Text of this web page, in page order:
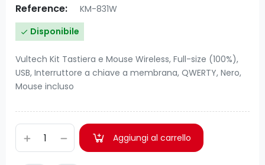
Reference: KM-831W
 Disponibile
Vultech Kit Tastiera e Mouse Wireless, Full-size (100%),
USB, Interruttore a chiave a membrana, QWERTY, Nero,
Mouse incluso
Aggiungi al carrello